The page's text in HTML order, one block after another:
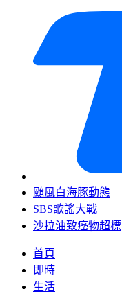
颱風白海豚動態
SBS歌謠大戰
沙拉油致癌物超標
首頁
即時
生活